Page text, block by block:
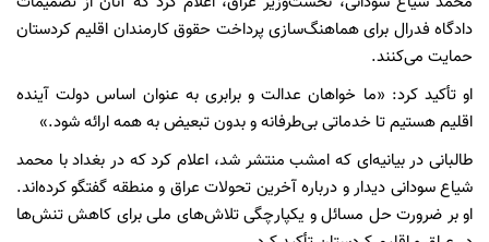
دادگاه فدرال برای هماهنگ‌سازی پرداخت حقوق کارمندان اقلیم کردستان
حمایت می‌کنند.
او تأکید کرد: «ما خواهان عدالت و برابری به عنوان اساس دولت آینده
اقلیم هستیم تا خدماتی بی‌طرفانه و بدون تبعیض به همه ارائه شود.»
طالبانی در بیانیه‌ای که امشب منتشر شد، اعلام کرد که در بغداد با محمد
شیاع سودانی دیدار و درباره آخرین تحولات عراق و منطقه گفتگو کرده‌اند.
او بر ضرورت حل مسائل و یکپارچگی تلاش‌های ملی برای کاهش تنش‌ها